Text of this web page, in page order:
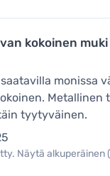
kokoinen muki
monissa
Metallinen
tyytyväinen.
Näytä alkuperäinen